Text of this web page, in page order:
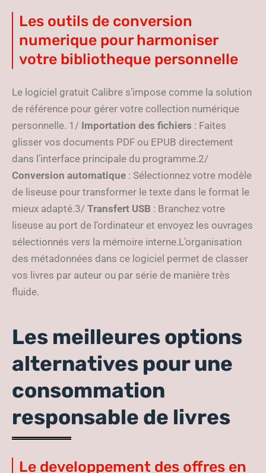
Les outils de conversion
numerique pour harmoniser
votre bibliotheque personnelle
Le logiciel gratuit Calibre s’impose comme la solution
de référence pour gérer votre collection numérique
personnelle. 1/ Importation des fichiers : Faites
glisser vos documents PDF ou EPUB directement
dans l’interface principale du programme.2/
Conversion automatique : Sélectionnez votre modèle
de liseuse pour transformer le texte dans le format le
mieux adapté.3/ Transfert USB : Branchez votre
liseuse au port de l’ordinateur et envoyez les ouvrages
sélectionnés vers la mémoire interne.L’organisation
des métadonnées dans ce logiciel permet de classer
vos livres par auteur ou par série de manière très
fluide.
Les meilleures options
alternatives pour une
consommation
responsable de livres
Le developpement des offres en